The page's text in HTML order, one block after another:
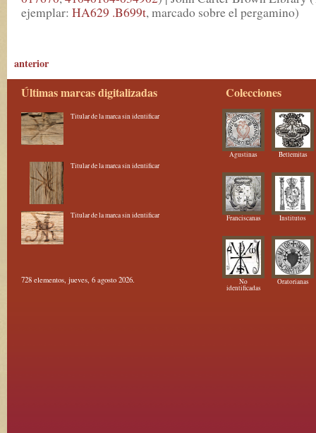
ejemplar: HA629 .B699t, marcado sobre el pergamino)
anterior
Últimas marcas digitalizadas
Titular de la marca sin identificar
Titular de la marca sin identificar
Titular de la marca sin identificar
728 elementos, jueves, 6 agosto 2026.
Colecciones
Agustinas Betlemitas
Franciscanas Institutos
No
identificadas
Oratorianas